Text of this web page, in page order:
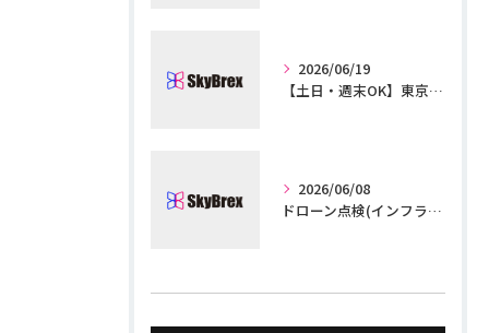
2026/06/19
【土日・週末OK】東京で平日忙しい会社員がドローン国家資格を取る方法｜日程の組み方と費用
2026/06/08
ドローン点検(インフラ・屋根・太陽光)の資格と需要｜東京で学べる実務スクール